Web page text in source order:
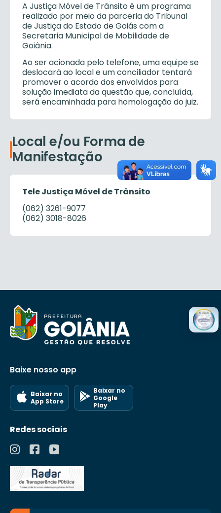
A Justiça Móvel de Trânsito é um programa
realizado por meio da parceria do Tribunal
de Justiça do Estado de Goiás com a
Secretaria Municipal de Mobilidade de
Goiânia.
Ao ser acionada pelo telefone, uma equipe se
deslocará ao local e um conciliador tentará
promover o acordo dos envolvidos para
solução imediata da questão que, concluída,
será encaminhada para homologação do juiz.
Local e/ou Forma de
Manifestação
Tele Justiça Móvel de Trânsito
(062) 3261-9077
(062) 3018-8026
Baixe nosso app
Baixar no
App Store
Baixar no
Google
Play
Redes sociais